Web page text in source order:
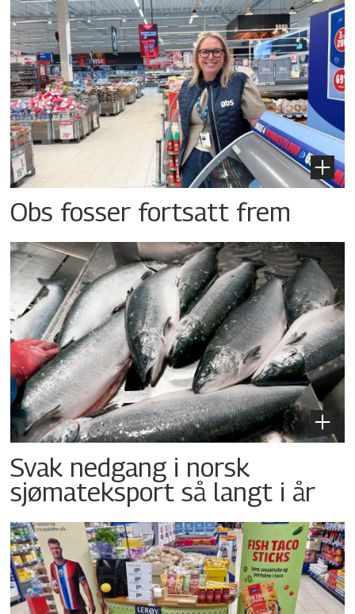
Obs fosser fortsatt frem
Svak nedgang i norsk
sjømateksport så langt i år